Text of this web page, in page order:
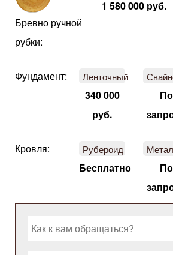
Бревно ручной
рубки:
1 580 000 руб.
Фундамент: Ленточный
340 000
руб.
По
Кровля: Рубероид
Бесплатно
По